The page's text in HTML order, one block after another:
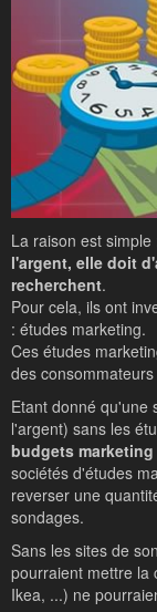
La raison est simple
l'argent, elle doit
recherchent.
Pour cela, ils ont
: études marketing.
Ces études
des
Etant donné qu'une
l'argent) sans les
budgets
sociétés d'études
reverser une
sondages.
Sans les sites de
pourraient mettre la
Ikea, ...) ne